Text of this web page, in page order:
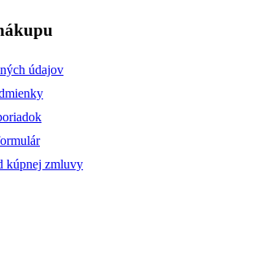
údajov
kúpnej zmluvy